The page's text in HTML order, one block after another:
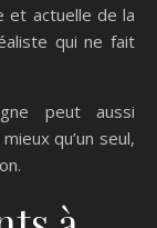
et actuelle de la
qui ne fait
peut aussi
qu’un seul,